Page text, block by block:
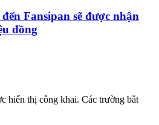
Fansipan sẽ được nhận
đồng
hiển thị công khai. Các trường bắt